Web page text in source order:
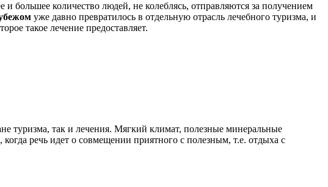
и большее количество людей, не колеблясь, отправляются за получением
уже давно превратилось в отдельную отрасль лечебного туризма, и
такое лечение предоставляет.
туризма, так и лечения. Мягкий климат, полезные минеральные
речь идет о совмещении приятного с полезным, т.е. отдыха с